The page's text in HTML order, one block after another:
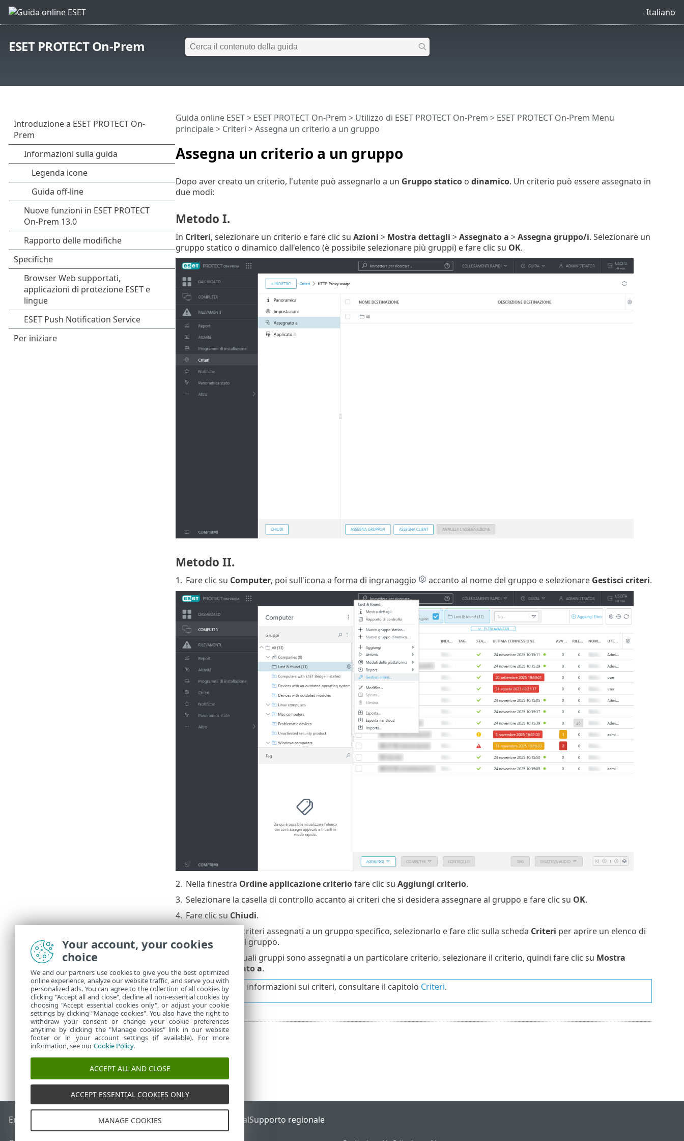
Italiano
ESET PROTECT On-Prem
Assegna un criterio a un gruppo
Guida online ESET> ESET PROTECT On-Prem > Utilizzo di ESET PROTECT On-Prem > ESET PROTECT On-Prem Menu
principale> Criteri > Assegna un criterio a un gruppo
Dopo aver creato un criterio, l'utente può assegnarlo a un Gruppo staticoo dinamico. Un criterio può essere assegnato in
due modi:
Metodo I.
In Criteri, selezionare un criterio e fare clic su Azioni > Mostra dettagli >Assegnato a >Assegna gruppo/i. Selezionare un
gruppo statico o dinamico dall'elenco (è possibile selezionare più gruppi) e fare clic su OK.
Metodo II.
1. Fare clic su Computer, poi sull'icona a forma di ingranaggio accanto al nome del gruppo e selezionare Gestisci criteri.
2. Nella finestra Ordine applicazione criteriofare clic su Aggiungi criterio.
3. Selezionare la casella di controllo accanto ai criteri che si desidera assegnare al gruppo e fare clic su OK.
4. Fare clic su Chiudi.
Per visualizzare i criteri assegnati a un gruppo specifico, selezionarlo e fare clic sulla scheda Criteri per aprire un elenco di
criteri assegnati al gruppo.
Per visualizzare quali gruppi sono assegnati a un particolare criterio, selezionare il criterio, quindi fare clic su Mostra
dettagli> Applicato a.
per ulteriori informazioni sui criteri, consultare il capitolo Criteri.
End of Life ESET Knowledge BaseForum ESET ESET Status PortalSupporto regionale
Your account, your cookies
choice
We and our partners use cookies to give you the best optimized
online experience, analyze our website traffic, and serve you with
personalized ads. You can agree to the collection of all cookies by
clicking "Accept all and close", decline all non-essential cookies by
choosing "Accept essential cookies only", or adjust your cookie
settings by clicking "Manage cookies". You also have the right to
withdraw your consent or change your cookie preferences
anytime by clicking the "Manage cookies" link in our website
footer or in your account settings (if available). For more
information, see ourCookie Policy.
ACCEPT ALL AND CLOSE
ACCEPT ESSENTIAL COOKIES ONLY
MANAGE COOKIES